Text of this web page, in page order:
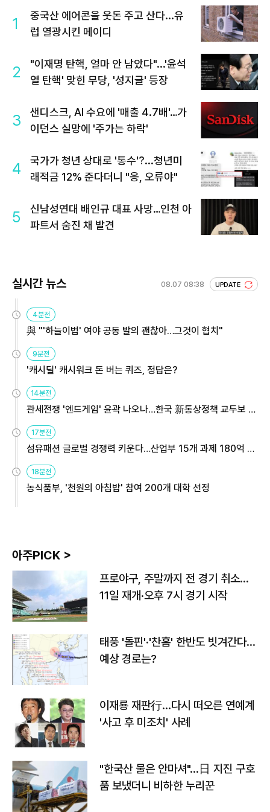
1
중국산 에어콘을 웃돈 주고 산다...유
럽 열광시킨 메이디
2
"이재명 탄핵, 얼마 안 남았다"...'윤석
열 탄핵' 맞힌 무당, '성지글' 등장
3
샌디스크, AI 수요에 '매출 4.7배'…가
이던스 실망에 '주가는 하락'
4
국가가 청년 상대로 '통수'?...청년미
래적금 12% 준다더니 "응, 오류야"
5
신남성연대 배인규 대표 사망…인천 아
파트서 숨진 채 발견
실시간 뉴스 08.07 08:38 UPDATE
4분전
與 "'하늘이법' 여야 공동 발의 괜찮아…그것이 협치"
9분전
'캐시딜' 캐시워크 돈 버는 퀴즈, 정답은?
14분전
관세전쟁 '엔드게임' 윤곽 나오나…한국 新통상정책 교두보 활
용해야
17분전
섬유패션 글로벌 경쟁력 키운다…산업부 15개 과제 180억 지
원
18분전
농식품부, '천원의 아침밥' 참여 200개 대학 선정
아주PICK >
프로야구, 주말까지 전 경기 취소…
11일 재개·오후 7시 경기 시작
태풍 '돌핀'·'찬홈' 한반도 빗겨간다…
예상 경로는?
이재룡 재판行…다시 떠오른 연예계
'사고 후 미조치' 사례
"한국산 물은 안마셔"…日 지진 구호
품 보냈더니 비하한 누리꾼